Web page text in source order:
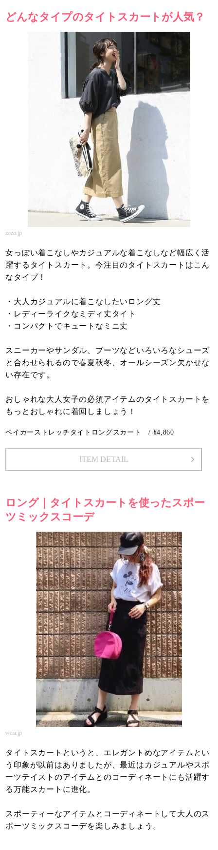
どんなタイプのタイトスカートが人気？
zozo.jp
女っぽい着こなしやカジュアルな着こなしなど幅広く活
躍するタイトスカート。今注目のタイトスカートはこん
なタイプ！
・大人カジュアルに着こなしたいロング丈
・レディーライクなミディ丈タイト
・コンパクトでキュートなミニ丈
スニーカーやサンダル、ブーツなどいろいろなシューズ
と合わせられるので春夏秋冬、オールシーズン欠かせな
い存在です。
おしゃれな大人女子の必須アイテムのタイトスカートを
もっとおしゃれに着回しましょう！
ベイカーストレッチタイトロングスカート / ¥4,860
ITEM DETAIL
ロング｜タイトスカートを使ったスポー
ツミックスコーデ
wear.jp
タイトスカートというと、エレガントめなアイテムとい
う印象が以前はありましたが、最近はカジュアルやスポ
ーツテイストのアイテムとのコーディネートにも活躍す
る万能スカートに進化。
スポーティーなアイテムとコーディネートして大人のス
ポーツミックスコーデを楽しみましょう。